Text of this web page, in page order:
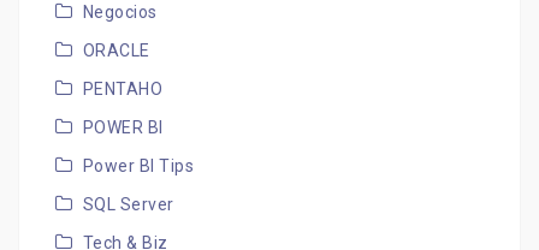
Negocios
ORACLE
PENTAHO
POWER BI
Power BI Tips
SQL Server
Tech & Biz